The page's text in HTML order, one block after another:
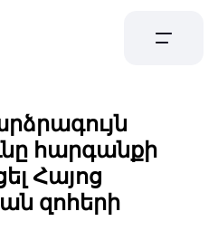
հարգանքի
Հայոց
զոհերի